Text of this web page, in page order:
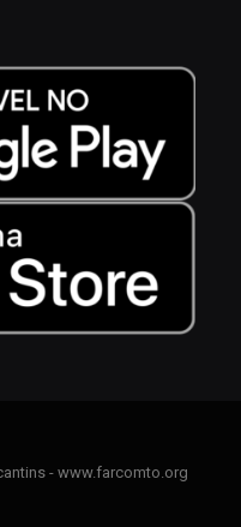
- www.farcomto.org